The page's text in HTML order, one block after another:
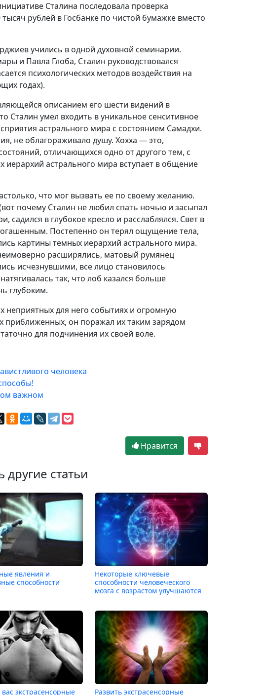
Сталина последовала проверка
рублей в Госбанке по чистой бумажке вместо
учились в одной духовной семинарии.
и Павла Глоба, Сталин руководствовался
психологических методов воздействия на
годах).
описанием его шести видений в
Сталин умел входить в уникальное сенситивное
астрального мира с состоянием Самадхи.
не облагораживало душу. Хохха — это,
отличающихся одно от другого тем, с
иерархий астрального мира вступает в общение
что мог вызвать ее по своему желанию.
почему Сталин не любил спать ночью и засыпал
садился в глубокое кресло и расслаблялся. Свет в
Постепенно он терял ощущение тела,
картины темных иерархий астрального мира.
расширялись, матовый румянец
исчезнувшими, все лицо становилось
так, что лоб казался больше
глубоким.
неприятных для него событиях и огромную
приближенных, он поражал их таким зарядом
для подчинения их своей воле.
человека
важном
Нравится
другие статьи
явления и
способности
Некоторые ключевые
способности человеческого
мозга с возрастом улучшаются
вас экстрасенсорные Развить экстрасенсорные